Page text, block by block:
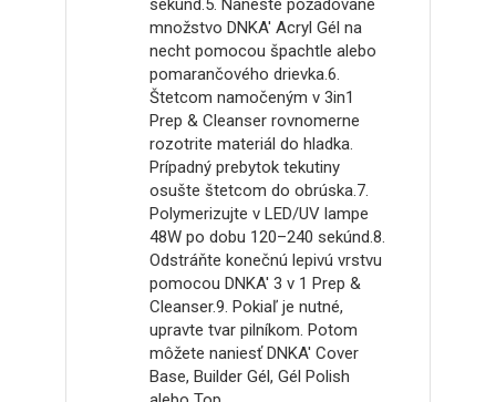
množstvo DNKA' Acryl Gél na
necht pomocou špachtle alebo
pomarančového drievka.6.
Štetcom namočeným v 3in1 Prep
& Cleanser rovnomerne rozotrite
materiál do hladka. Prípadný
prebytok tekutiny osušte
štetcom do obrúska.7.
Polymerizujte v LED/UV lampe
48W po dobu 120–240 sekúnd.8.
Odstráňte konečnú lepivú vrstvu
pomocou DNKA' 3 v 1 Prep &
Cleanser.9. Pokiaľ je nutné,
upravte tvar pilníkom. Potom
môžete naniesť DNKA' Cover
Base, Builder Gél, Gél Polish alebo
Top.
Farba: Silk (bledoružová)